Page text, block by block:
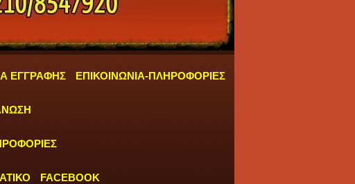
ΕΓΓΡΑΦΗΣ ΕΠΙΚΟΙΝΩΝΙΑ-ΠΛΗΡΟΦΟΡΙΕΣ
FACEBOOK